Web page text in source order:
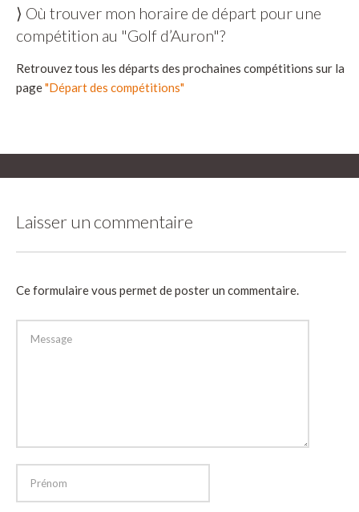
⟩ Où trouver mon horaire de départ pour une
compétition au "Golf d’Auron"?
Retrouvez tous les départs des prochaines compétitions sur la
page"Départ des compétitions"
Laisser un commentaire
Ce formulaire vous permet de poster un commentaire.